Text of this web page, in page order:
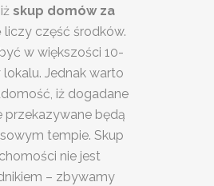
skup domów za
liczy część środków.
w większości 10-
lokalu. Jednak warto
iż dogadane
przekazywane będą
tempie. Skup
nie jest
– zbywamy